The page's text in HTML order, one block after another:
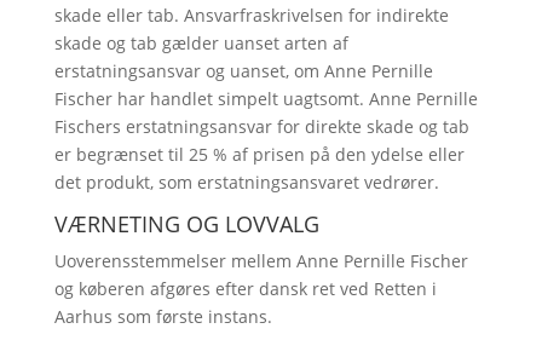
skade eller tab. Ansvarfraskrivelsen for indirekte
skade og tab gælder uanset arten af
erstatningsansvar og uanset, om Anne Pernille
Fischer har handlet simpelt uagtsomt. Anne Pernille
Fischers erstatningsansvar for direkte skade og tab
er begrænset til 25 % af prisen på den ydelse eller
det produkt, som erstatningsansvaret vedrører.
VÆRNETING OG LOVVALG
Uoverensstemmelser mellem Anne Pernille Fischer
og køberen afgøres efter dansk ret ved Retten i
Aarhus som første instans.